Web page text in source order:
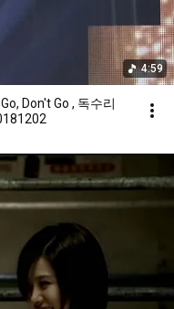
4:59
Go , 독수리